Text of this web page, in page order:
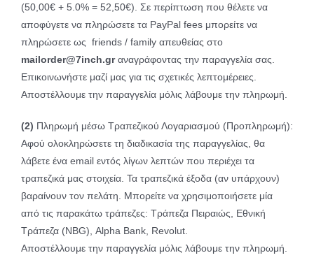
(50,00€ + 5.0% = 52,50€). Σε περίπτωση που θέλετε να
αποφύγετε να πληρώσετε τα PayPal fees μπορείτε να
πληρώσετε ως friends / family απευθείας στο
mailorder@7inch.grαναγράφοντας την παραγγελία σας.
Επικοινωνήστε μαζί μας για τις σχετικές λεπτομέρειες.
Αποστέλλουμε την παραγγελία μόλις λάβουμε την πληρωμή.
(2) Πληρωμή μέσω Τραπεζικού Λογαριασμού (Προπληρωμή):
Αφού ολοκληρώσετε τη διαδικασία της παραγγελίας, θα
λάβετε ένα email εντός λίγων λεπτών που περιέχει τα
τραπεζικά μας στοιχεία. Τα τραπεζικά έξοδα (αν υπάρχουν)
βαραίνουν τον πελάτη. Μπορείτε να χρησιμοποιήσετε μία
από τις παρακάτω τράπεζες: Τράπεζα Πειραιώς, Εθνική
Τράπεζα (NBG), Alpha Bank, Revolut.
Αποστέλλουμε την παραγγελία μόλις λάβουμε την πληρωμή.